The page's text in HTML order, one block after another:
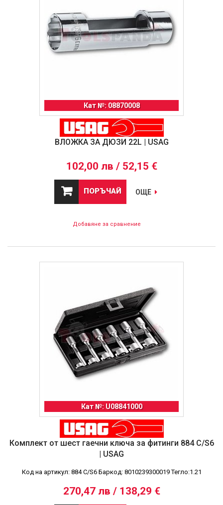
Кат №: 08870008
ВЛОЖКА ЗА ДЮЗИ 22L | USAG
102,00 лв / 52,15 €
ПОРЪЧАЙ ОЩЕ
Добавяне за сравнение
Кат №: U08841000
Комплект от шест гаечни ключа за фитинги 884 C/S6
| USAG
Код на артикул: 884 C/S6 Баркод: 8010239300019 Тегло:1.21
270,47 лв / 138,29 €